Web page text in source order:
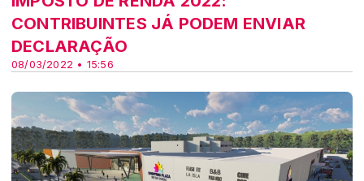
08/03/2022 • 15:56
CONTRIBUINTES JÁ PODEM ENVIAR
DECLARAÇÃO